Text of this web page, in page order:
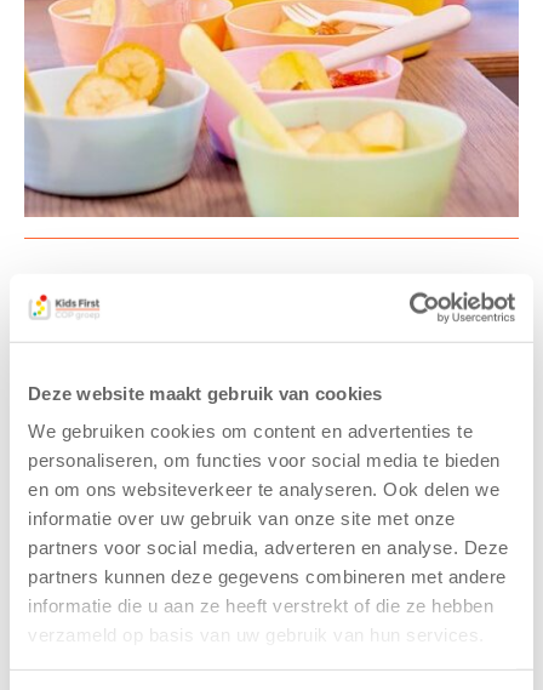
Deze website maakt gebruik van cookies
We gebruiken cookies om content en advertenties te
personaliseren, om functies voor social media te bieden
en om ons websiteverkeer te analyseren. Ook delen we
informatie over uw gebruik van onze site met onze
partners voor social media, adverteren en analyse. Deze
partners kunnen deze gegevens combineren met andere
informatie die u aan ze heeft verstrekt of die ze hebben
verzameld op basis van uw gebruik van hun services.
Gerelateerde berichten
Kids First
tekent
koopcontract
Kids First
nieuwe
naamsponsor